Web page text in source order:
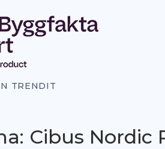
TRENDIT
Cibus Nordic